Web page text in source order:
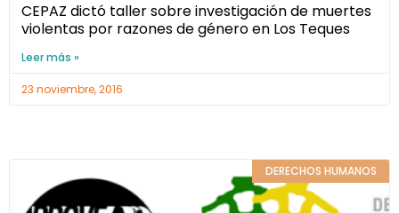
CEPAZ dictó taller sobre investigación de muertes
violentas por razones de género en Los Teques
Leer más »
23 noviembre, 2016
DERECHOS HUMANOS